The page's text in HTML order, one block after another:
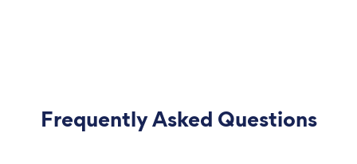
Frequently Asked Questions